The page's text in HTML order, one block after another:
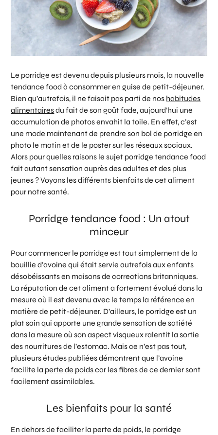
Le porridge est devenu depuis plusieurs mois, la nouvelle
tendance food à consommer en guise de petit-déjeuner.
Bien qu’autrefois, il ne faisait pas parti de nos habitudes
alimentairesdu fait de son goût fade, aujourd’hui une
accumulation de photos envahit la toile. En effet, c’est
une mode maintenant de prendre son bol de porridge en
photo le matin et de le poster sur les réseaux sociaux.
Alors pour quelles raisons le sujet porridge tendance food
fait autant sensation auprès des adultes et des plus
jeunes ? Voyons les différents bienfaits de cet aliment
pour notre santé.
Porridge tendance food : Un atout
minceur
Pour commencer le porridge est tout simplement de la
bouillie d’avoine qui était servie autrefois aux enfants
désobéissants en maisons de corrections britanniques.
La réputation de cet aliment a fortement évolué dans la
mesure où il est devenu avec le temps la référence en
matière de petit-déjeuner. D’ailleurs, le porridge est un
plat sain qui apporte une grande sensation de satiété
dans la mesure où son aspect visqueux ralentit la sortie
des nourritures de l’estomac. Mais ce n’est pas tout,
plusieurs études publiées démontrent que l’avoine
facilite la perte de poidscar les fibres de ce dernier sont
facilement assimilables.
Les bienfaits pour la santé
En dehors de faciliter la perte de poids, le porridge